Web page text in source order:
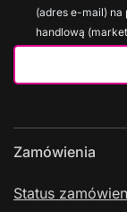
(adres e-mail)
handlową
Zamówienia
Status